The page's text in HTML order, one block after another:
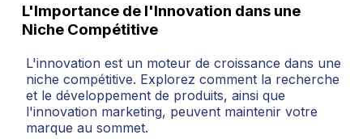
L'Importance de l'Innovation dans une
Niche Compétitive
L'innovation est un moteur de croissance dans une
niche compétitive. Explorez comment la recherche
et le développement de produits, ainsi que
l'innovation marketing, peuvent maintenir votre
marque au sommet.